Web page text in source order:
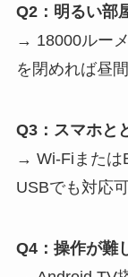
Q2：明るい部
→ 18000ルー
を閉めれば昼
Q3：スマホと
→ Wi-Fiまたは
USBでも対応
Q4：操作が難